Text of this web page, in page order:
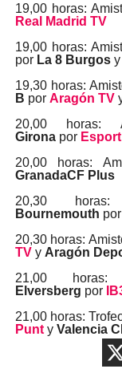
19,00 horas:
Real Madrid TV
19,00 horas:
por La 8 Burgosy
19,30 horas:
B por Aragón TV
20,00 horas:
Girona por
20,00 horas:
GranadaCF Plus
20,30
Bournemouth por
20,30 horas:
TVy Aragón
21,00
Elversberg por
21,00 horas:
Punty Valencia